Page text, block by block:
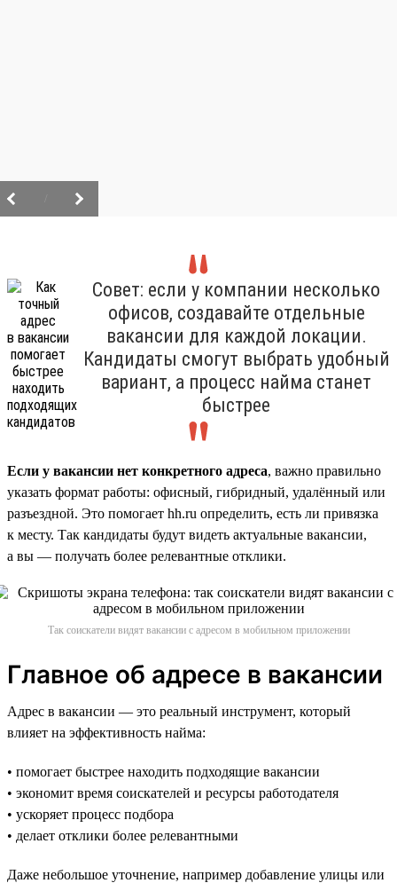
Совет: если у компании несколько
офисов, создавайте отдельные
вакансии для каждой локации.
Кандидаты смогут выбрать удобный
вариант, а процесс найма станет
быстрее
Если у вакансии нет конкретного адреса, важно правильно
указать формат работы: офисный, гибридный, удалённый или
разъездной. Это помогает hh.ru определить, есть ли привязка
к месту. Так кандидаты будут видеть актуальные вакансии,
а вы — получать более релевантные отклики.
Так соискатели видят вакансии с адресом в мобильном приложении
Главное об адресе в вакансии
Адрес в вакансии — это реальный инструмент, который
влияет на эффективность найма:
• помогает быстрее находить подходящие вакансии
• экономит время соискателей и ресурсы работодателя
• ускоряет процесс подбора
• делает отклики более релевантными
Даже небольшое уточнение, например добавление улицы или